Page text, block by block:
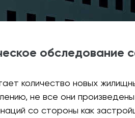
обследование
количество новых
не все они
со стороны как